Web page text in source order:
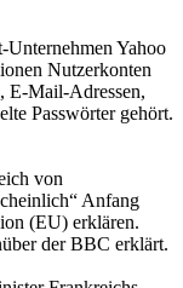
Yahoo
Nutzerkonten
E-Mail-Adressen,
Passwörter gehört.
von
Anfang
(EU) erklären.
der BBC erklärt.